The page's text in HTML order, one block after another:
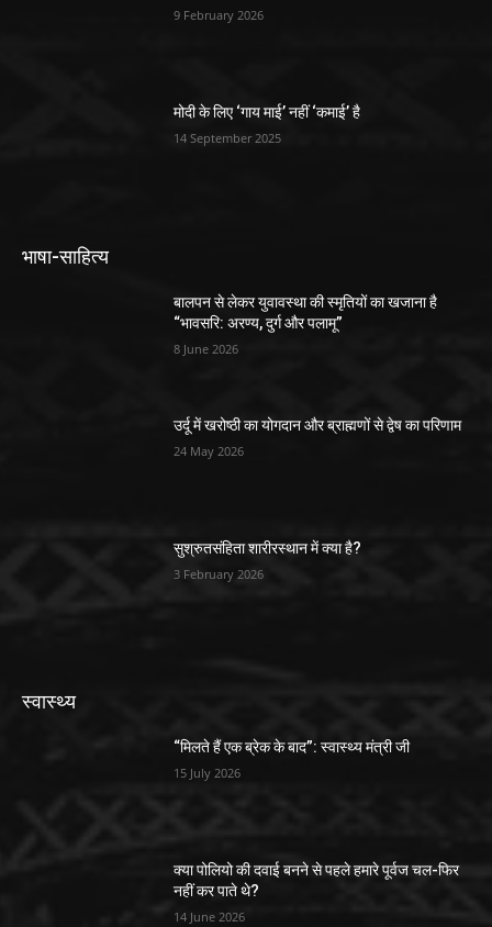
9 February 2026
मोदी के लिए ‘गाय माई’ नहीं ‘कमाई’ है
14 September 2025
भाषा-साहित्य
बालपन से लेकर युवावस्था की स्मृतियों का खजाना है
“भावसरि: अरण्य, दुर्ग और पलामू”
8 June 2026
उर्दू में खरोष्ठी का योगदान और ब्राह्मणों से द्वेष का परिणाम
24 May 2026
सुश्रुतसंहिता शारीरस्थान में क्या है?
3 February 2026
स्वास्थ्य
“मिलते हैं एक ब्रेक के बाद”: स्वास्थ्य मंत्री जी
15 July 2026
क्या पोलियो की दवाई बनने से पहले हमारे पूर्वज चल-फिर
नहीं कर पाते थे?
14 June 2026